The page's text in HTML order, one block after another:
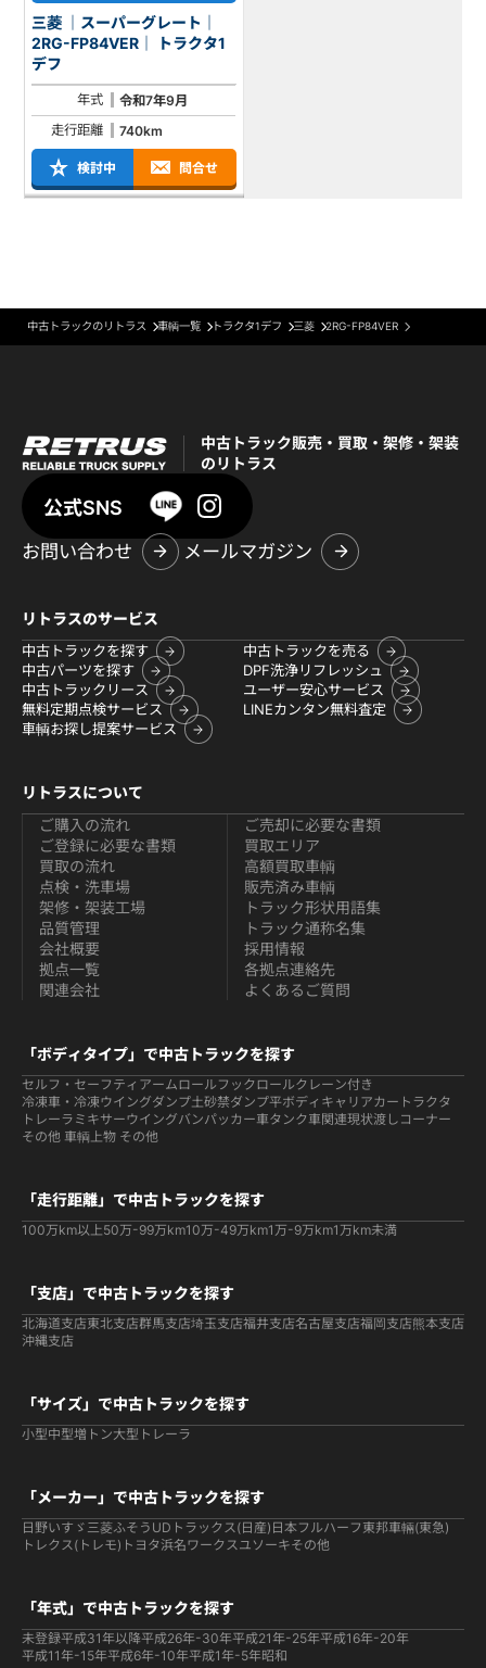
三菱 ｜スーパーグレート｜
2RG-FP84VER｜ トラクタ1
デフ
年式
令和7年9月
走行距離
740km
検討中 問合せ
中古トラックのリトラス 車輌一覧 トラクタ1デフ 三菱 2RG-FP84VER
中古トラック販売・買取・架修・架装
のリトラス
公式SNS
お問い合わせ
メールマガジン
リトラスのサービス
中古トラックを探す
中古トラックを売る
中古パーツを探す
DPF洗浄リフレッシュ
中古トラックリース
ユーザー安心サービス
無料定期点検サービス
LINEカンタン無料査定
車輌お探し提案サービス
リトラスについて
ご購入の流れ
ご登録に必要な書類
買取の流れ
ご売却に必要な書類
買取エリア
高額買取車輌
点検・洗車場
架修・架装工場
品質管理
販売済み車輌
トラック形状用語集
トラック通称名集
会社概要
拠点一覧
関連会社
採用情報
各拠点連絡先
よくあるご質問
「ボディタイプ」で中古トラックを探す
セルフ・セーフティ アームロールフックロールクレーン付き
冷凍車・冷凍ウイングダンプ土砂禁ダンプ平ボディ キャリアカー トラクタ
トレーラ ミキサーウイングバンパッカー車タンク車関連現状渡しコーナー
その他 車輌上物 その他
「走行距離」で中古トラックを探す
100万km以上50万-99万km10万-49万km1万-9万km1万km未満
「支店」で中古トラックを探す
北海道支店東北支店群馬支店埼玉支店福井支店名古屋支店福岡支店熊本支店
沖縄支店
「サイズ」で中古トラックを探す
小型中型増トン大型 トレーラ
「メーカー」で中古トラックを探す
日野いすゞ 三菱ふそう UDトラックス(日産) 日本フルハーフ 東邦車輛(東急)
トレクス(トレモ) トヨタ浜名ワークスユソーキその他
「年式」で中古トラックを探す
未登録平成31年以降平成26年-30年平成21年-25年平成16年-20年
平成11年-15年平成6年-10年平成1年-5年昭和